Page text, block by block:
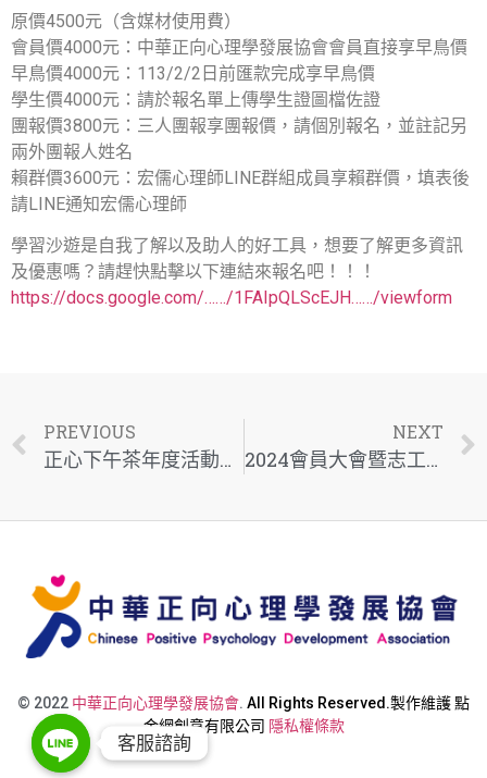
原價4500元（含媒材使用費）
會員價4000元：中華正向心理學發展協會會員直接享早鳥價
早鳥價4000元：113/2/2日前匯款完成享早鳥價
學生價4000元：請於報名單上傳學生證圖檔佐證
團報價3800元：三人團報享團報價，請個別報名，並註記另
兩外團報人姓名
賴群價3600元：宏儒心理師LINE群組成員享賴群價，填表後
請LINE通知宏儒心理師
學習沙遊是自我了解以及助人的好工具，想要了解更多資訊
及優惠嗎？請趕快點擊以下連結來報名吧！！！
https://docs.google.com/……/1FAIpQLScEJH……/viewform
PREVIOUS
正心下午茶年度活動報名
NEXT
2024會員大會暨志工大會及加碼活動報名專區！
© 2022 中華正向心理學發展協會. All Rights Reserved.製作維護點
金網創意有限公司 隱私權條款
客服諮詢
客服諮詢